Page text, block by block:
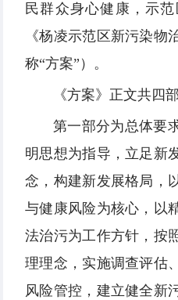
民群众身心健康，示
《杨凌示范区新污染物
称“方案”）。
《方案》正文共四
第一部分为总体要
明思想为指导，立足新
念，构建新发展格局，
与健康风险为核心，以
法治污为工作方针，按
理理念，实施调查评估
风险管控，建立健全新